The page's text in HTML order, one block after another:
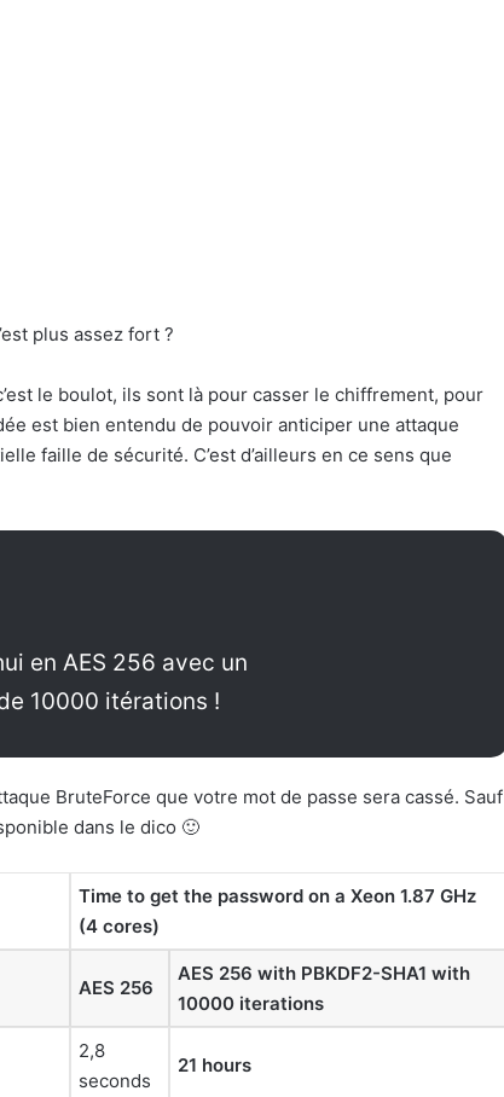
plus assez fort ?
le boulot, ils sont là pour casser le chiffrement, pour
est bien entendu de pouvoir anticiper une attaque
faille de sécurité. C’est d’ailleurs en ce sens que
en AES 256 avec un
10000 itérations !
BruteForce que votre mot de passe sera cassé. Sauf
dans le dico 🙂
Time to get the password on a Xeon 1.87 GHz
(4 cores)
AES 256
AES 256 with PBKDF2-SHA1 with
10000 iterations
2,8
seconds
21 hours